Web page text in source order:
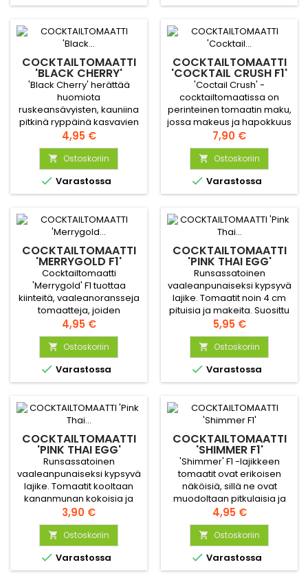
COCKTAILTOMAATTI
'BLACK CHERRY'
LUOMU
'Black Cherry' herättää
huomiota
ruskeansävyisten, kauniina
pitkinä ryppäinä kasvavien
tomaattiensa ansiosta.
Aromaattisessa maussa on
makeutta ja hieman
hapokkuutta, jotkut pitävät
makua jopa hieman
savuisena. 'Black Cherry' -
parhaimman makuisista
tomaateista.
Hinta
4,95 €
 Ostoskoriin
 Varastossa
COCKTAILTOMAATTI
'COCKTAIL CRUSH F1'
'Coctail Crush' -
cocktailtomaatissa on
perinteinen tomaatin maku,
jossa makeus ja hapokkuus
ovat hienosti tasapainossa.
Lajike tuottaa satoa jo
varhain, ja satokausi jatkuu
koko kesän ajan. Tomaatit
ovat kooltaan
tavanomaisia
itsessään on korkea ja
vahva.
Hinta
7,90 €
 Ostoskoriin
 Varastossa
COCKTAILTOMAATTI
'MERRYGOLD F1'
Cocktailtomaatti
'Merrygold' F1 tuottaa
kiinteitä, vaaleanoransseja
tomaatteja, joiden
runsaassa maussa on
aromaattisuutta ja sopivasti
hapokkuutta. Oransseja
tomaatteja voi kerätä
pitkän aikaa, sillä niitä
kypsyy jatkuvasti lisää
Hinta
4,95 €
 Ostoskoriin
 Varastossa
COCKTAILTOMAATTI
'PINK THAI EGG'
Runsassatoinen
vaaleanpunaiseksi kypsyvä
lajike. Tomaatit noin 4 cm
pituisia ja makeita. Suosittu
kaupallinen lajike etenkin
Thaimaassa.
Hinta
5,95 €
 Ostoskoriin
 Varastossa
COCKTAILTOMAATTI
'PINK THAI EGG'
Runsassatoinen
vaaleanpunaiseksi kypsyvä
lajike. Tomaatit kooltaan
kananmunan kokoisia ja
makeita, mehukkaita.
Suosittu kaupallinen lajike
etenkin Thaimaassa.
Hinta
3,90 €
 Ostoskoriin
 Varastossa
COCKTAILTOMAATTI
'SHIMMER F1'
'Shimmer' F1 -lajikkeen
tomaatit ovat erikoisen
näköisiä, sillä ne ovat
muodoltaan pitkulaisia ja
luumumaisia ja niissä on
terävähkö kärki. Väri
erottuu, sillä
kypsymättömänä tomaatti
on vaaleanvihreä ja siinä
on tummanvihreitä juovia.
Hinta
4,95 €
 Ostoskoriin
 Varastossa